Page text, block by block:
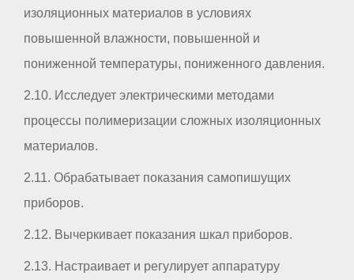
изоляционных материалов в условиях
повышенной влажности, повышенной и
пониженной температуры, пониженного давления.
2.10. Исследует электрическими методами
процессы полимеризации сложных изоляционных
материалов.
2.11. Обрабатывает показания самопишущих
приборов.
2.12. Вычеркивает показания шкал приборов.
2.13. Настраивает и регулирует аппаратуру